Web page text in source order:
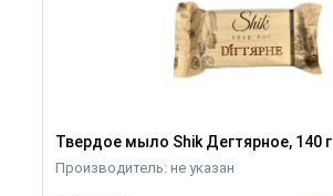
Твердое мыло Shik Дегтярное, 140 г
Производитель: не указан